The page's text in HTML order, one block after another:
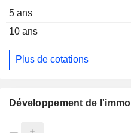
5 ans
10 ans
Plus de cotations
Développement de